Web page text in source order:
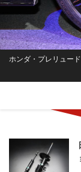
ホンダ・プレリュー